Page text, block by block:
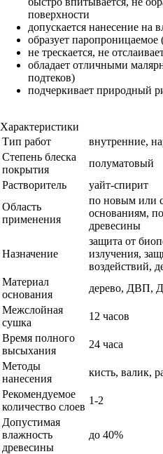
поверхности
допускается нанесение на
образует
не трескается, не
обладает отличными
подтеков)
подчеркивает природный
Характеристики
Тип работ
внутренние,
Степень блеска
покрытия
полуматовый
Растворитель
уайт-спирит
Область
применения
по новым или
основаниям,
древесины
Назначение
защита от
излучения,
воздействий,
Материал
основания
дерево, ДВП,
Межслойная
сушка
12 часов
Время полного
высыхания
24 часа
Методы
нанесения
кисть, валик,
Рекомендуемое
количество слоев
1-2
Допустимая
влажность
древесины
до 40%